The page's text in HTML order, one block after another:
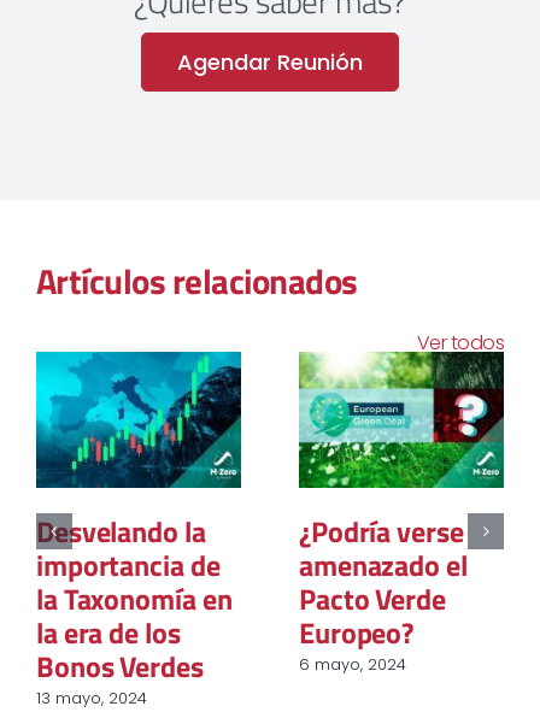
Agendar Reunión
Artículos relacionados
Ver todos
Desvelando la
importancia de
la Taxonomía en
la era de los
Bonos Verdes
13 mayo, 2024
¿Podría verse
amenazado el
Pacto Verde
Europeo?
6 mayo, 2024